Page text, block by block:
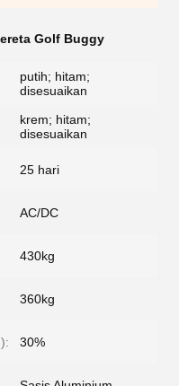
Golf Buggy
putih; hitam;
disesuaikan
krem; hitam;
disesuaikan
25 hari
AC/DC
430kg
360kg
30%